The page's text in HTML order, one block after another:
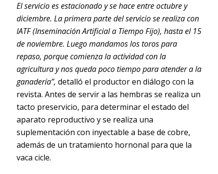
El servicio es estacionado y se hace entre octubre y
diciembre. La primera parte del servicio se realiza con
IATF (Inseminación Artificial a Tiempo Fijo), hasta el 15
de noviembre. Luego mandamos los toros para
repaso, porque comienza la actividad con la
agricultura y nos queda poco tiempo para atender a la
ganadería”, detalló el productor en diálogo con la
revista. Antes de servir a las hembras se realiza un
tacto preservicio, para determinar el estado del
aparato reproductivo y se realiza una
suplementación con inyectable a base de cobre,
además de un tratamiento hornonal para que la
vaca cicle.